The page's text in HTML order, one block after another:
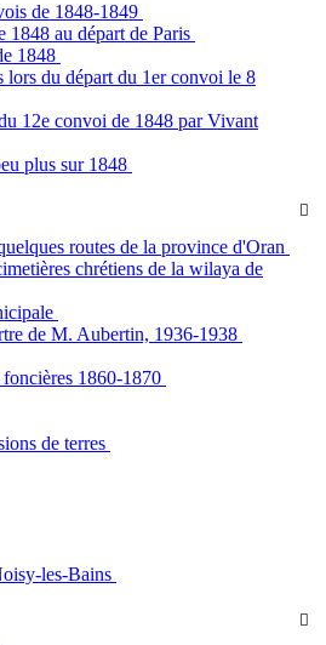
de 1848-1849
1848 au départ de Paris
1848
lors du départ du 1er convoi le 8
12e convoi de 1848 par Vivant
plus sur 1848

routes de la province d'Oran
chrétiens de la wilaya de
de M. Aubertin, 1936-1938
1860-1870
de terres
les-Bains
